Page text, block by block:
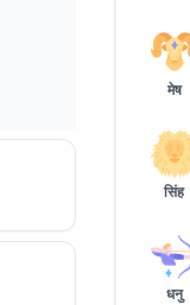
मेष
सिंह
धनु